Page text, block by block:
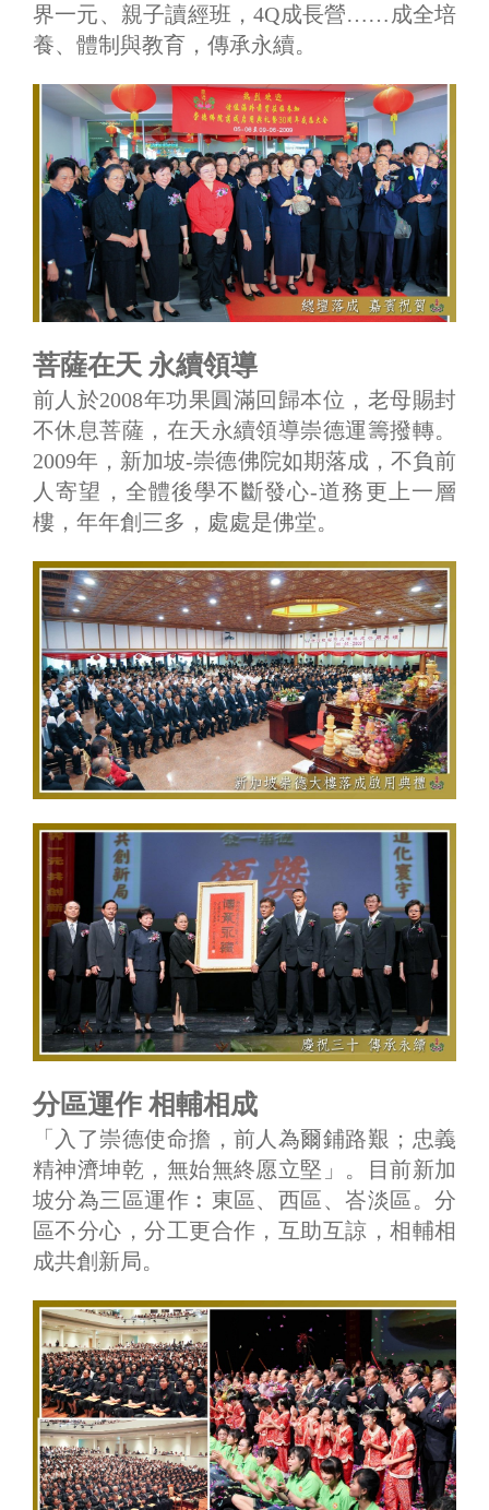
界一元、親子讀經班，4Q成長營……成全培
養、體制與教育，傳承永續。
菩薩在天 永續領導
前人於2008年功果圓滿回歸本位，老母賜封
不休息菩薩，在天永續領導崇德運籌撥轉。
2009年，新加坡-崇德佛院如期落成，不負前
人寄望，全體後學不斷發心-道務更上一層
樓，年年創三多，處處是佛堂。
分區運作 相輔相成
「入了崇德使命擔，前人為爾鋪路艱；忠義
精神濟坤乾，無始無終愿立堅」。目前新加
坡分為三區運作︰東區、西區、峇淡區。分
區不分心，分工更合作，互助互諒，相輔相
成共創新局。